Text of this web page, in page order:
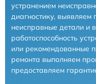
устранением
диагностику,
неисправные детали и
работоспособность
или рекомендованные
ремонта выполняем
предоставляем